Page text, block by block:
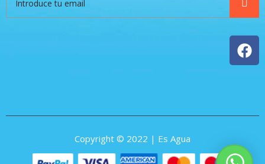
Copyright © 2022 | Es Agua